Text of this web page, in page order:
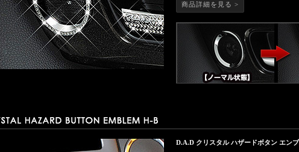
商品詳細を見る >
D.A.D クリスタル ハザードボタン エンブ